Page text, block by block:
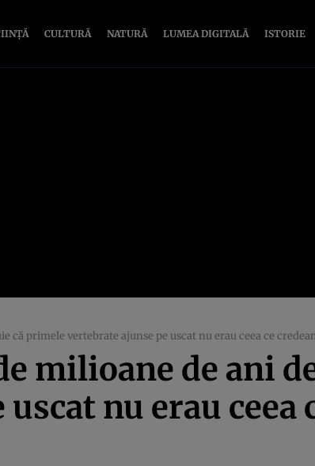
CULTURĂ NATURĂ LUMEA DIGITALĂ ISTORIE
că primele vertebrate ajunse pe uscat nu erau ceea ce
milioane de ani
nu erau ceea